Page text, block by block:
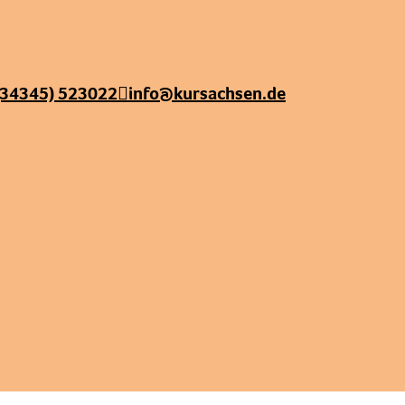
523022 info@kursachsen.de